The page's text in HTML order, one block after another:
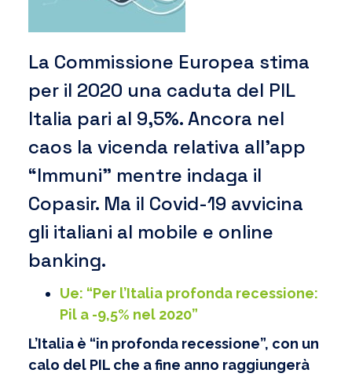
La Commissione Europea stima
per il 2020 una caduta del PIL
Italia pari al 9,5%. Ancora nel
caos la vicenda relativa all’app
“Immuni” mentre indaga il
Copasir. Ma il Covid-19 avvicina
gli italiani al mobile e online
banking.
Ue: “Per l’Italia profonda recessione:
Pil a -9,5% nel 2020”
L’Italia è “in profonda recessione”, con un
calo del PIL che a fine anno raggiungerà